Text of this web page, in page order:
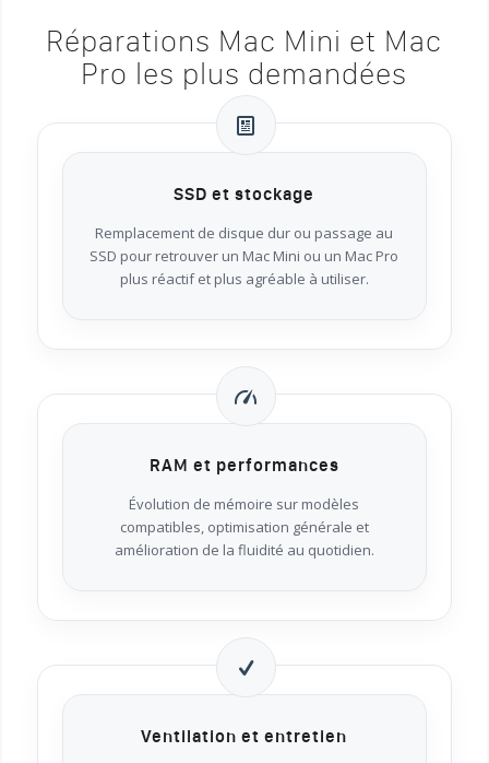
Réparations Mac Mini et Mac
Pro les plus demandées
SSD et stockage
Remplacement de disque dur ou passage au
SSD pour retrouver un Mac Mini ou un Mac Pro
plus réactif et plus agréable à utiliser.
RAM et performances
Évolution de mémoire sur modèles
compatibles, optimisation générale et
amélioration de la fluidité au quotidien.
Ventilation et entretien